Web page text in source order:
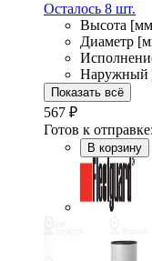
Осталось 8 шт.
Высота
Диаметр
Наружный
Показать всё
567 ₽
Готов к отправке:
В корзину